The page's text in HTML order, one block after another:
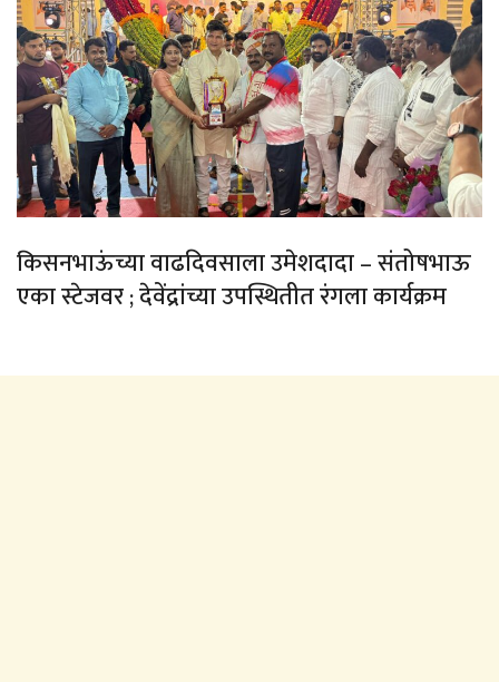
किसनभाऊंच्या वाढदिवसाला उमेशदादा – संतोषभाऊ
एका स्टेजवर ; देवेंद्रांच्या उपस्थितीत रंगला कार्यक्रम